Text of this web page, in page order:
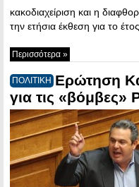
κακοδιαχείριση και η
την ετήσια έκθεση για το
Περισσότερα »
ΠΟΛΙΤΙΚΗ Ερώτηση
για τις «βόμβες»